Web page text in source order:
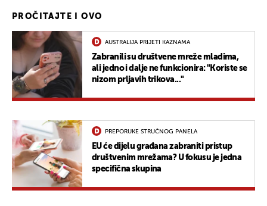
PROČITAJTE I OVO
AUSTRALIJA PRIJETI KAZNAMA
Zabranili su društvene mreže mladima,
ali jedno i dalje ne funkcionira: "Koriste se
nizom prljavih trikova..."
PREPORUKE STRUČNOG PANELA
EU će dijelu građana zabraniti pristup
društvenim mrežama? U fokusu je jedna
specifična skupina